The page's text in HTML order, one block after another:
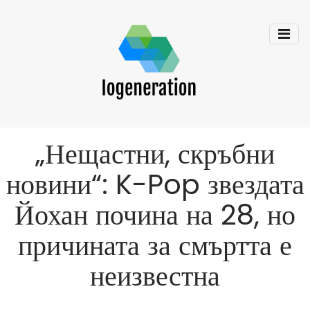
„Нещастни, скръбни
новини“: K-Pop звездата
Йохан почина на 28, но
причината за смъртта е
неизвестна